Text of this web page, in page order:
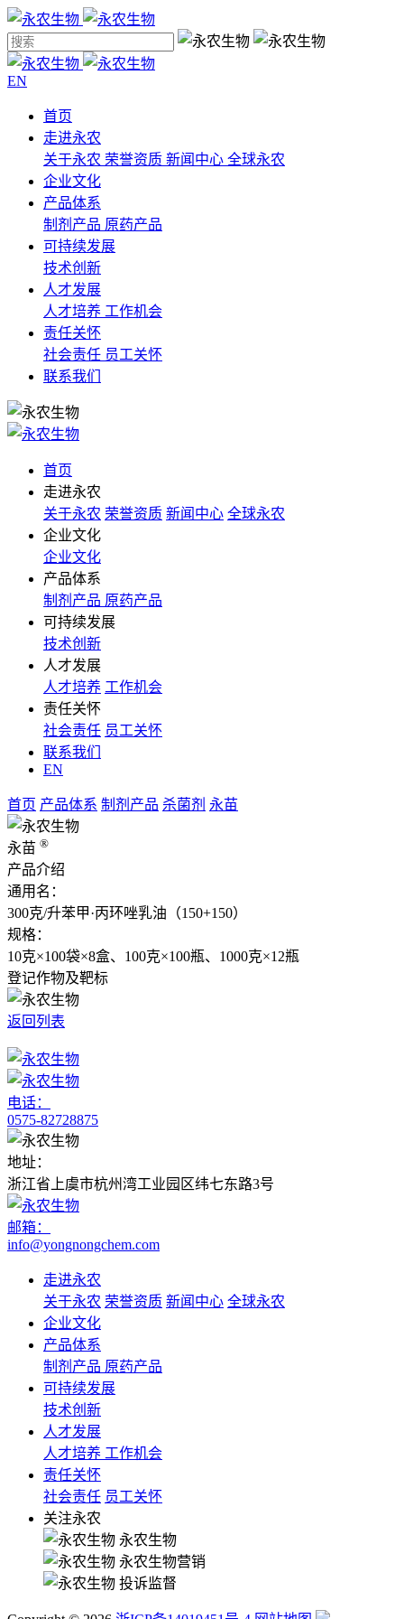
EN
首页
走进永农
关于永农 荣誉资质 新闻中心 全球永农
企业文化
产品体系
制剂产品 原药产品
可持续发展
技术创新
人才发展
人才培养 工作机会
责任关怀
社会责任 员工关怀
联系我们
首页
走进永农
关于永农 荣誉资质 新闻中心 全球永农
企业文化
企业文化
产品体系
制剂产品 原药产品
可持续发展
技术创新
人才发展
人才培养 工作机会
责任关怀
社会责任 员工关怀
联系我们
EN
首页 产品体系 制剂产品 杀菌剂 永苗
永苗 ®
产品介绍
通用名：
300克/升苯甲·丙环唑乳油（150+150）
规格：
10克×100袋×8盒、100克×100瓶、1000克×12瓶
登记作物及靶标
返回列表
电话：
0575-82728875
地址：
浙江省上虞市杭州湾工业园区纬七东路3号
邮箱：
info@yongnongchem.com
走进永农
关于永农 荣誉资质 新闻中心 全球永农
企业文化
产品体系
制剂产品 原药产品
可持续发展
技术创新
人才发展
人才培养 工作机会
责任关怀
社会责任 员工关怀
关注永农
永农生物
永农生物营销
投诉监督